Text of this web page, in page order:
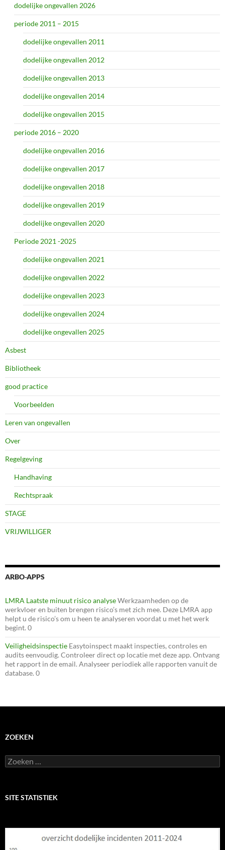
dodelijke ongevallen 2026
periode 2011 – 2015
dodelijke ongevallen 2011
dodelijke ongevallen 2012
dodelijke ongevallen 2013
dodelijke ongevallen 2014
dodelijke ongevallen 2015
periode 2016 – 2020
dodelijke ongevallen 2016
dodelijke ongevallen 2017
dodelijke ongevallen 2018
dodelijke ongevallen 2019
dodelijke ongevallen 2020
Periode 2021 -2025
dodelijke ongevallen 2021
dodelijke ongevallen 2022
dodelijke ongevallen 2023
dodelijke ongevallen 2024
dodelijke ongevallen 2025
Asbest
Bibliotheek
good practice
Voorbeelden
Leren van ongevallen
Over
Regelgeving
Handhaving
Rechtspraak
STAGE
VRIJWILLIGER
ARBO-APPS
LMRA Laatste minuut risico analyseWerkzaamheden op de
werkvloer en buiten brengen risico’s met zich mee. Deze LMRA app
helpt u de risico’s om u heen te analyseren voordat u met het werk
begint. 0
Veiligheidsinspectie Easytoinspect maakt inspecties, controles en
audits eenvoudig. Controleer direct op locatie met deze app. Ontvang
het rapport in de email. Analyseer periodiek alle rapporten vanuit de
database. 0
ZOEKEN
Zoeken
naar:
SITE STATISTIEK